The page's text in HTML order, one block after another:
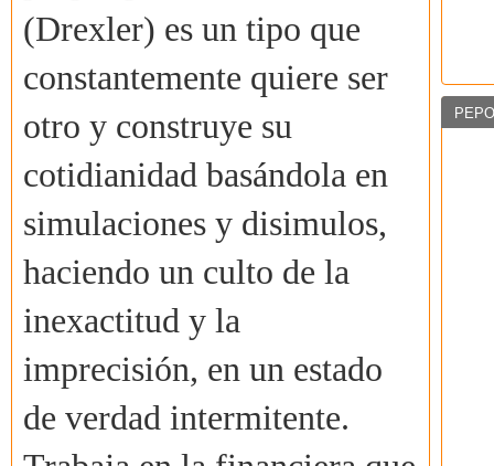
(Drexler) es un tipo que
constantemente quiere ser
otro y construye su
cotidianidad basándola en
simulaciones y disimulos,
haciendo un culto de la
inexactitud y la
imprecisión, en un estado
de verdad intermitente.